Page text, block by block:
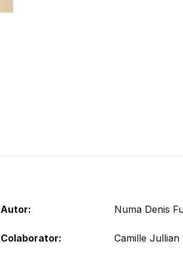
Autor: Numa Denis
Colaborator: Camille Jullian